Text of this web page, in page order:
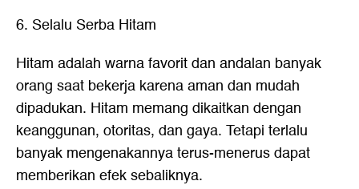
6. Selalu Serba Hitam
Hitam adalah warna favorit dan andalan banyak
orang saat bekerja karena aman dan mudah
dipadukan. Hitam memang dikaitkan dengan
keanggunan, otoritas, dan gaya. Tetapi terlalu
banyak mengenakannya terus-menerus dapat
memberikan efek sebaliknya.